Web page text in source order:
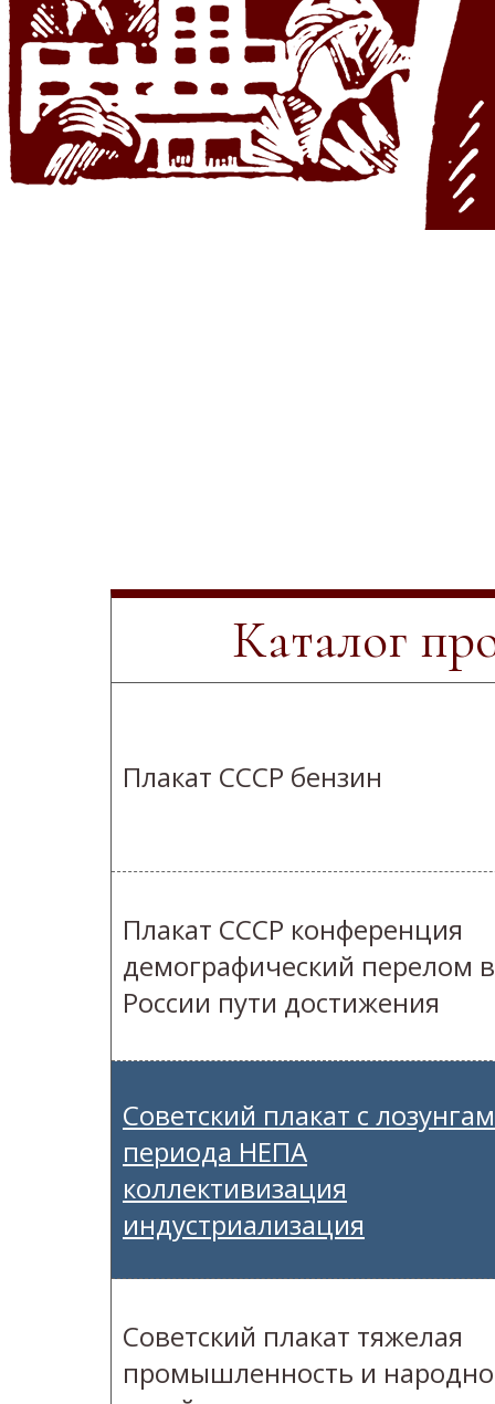
Каталог
Плакат СССР бензин
Плакат СССР конференция
демографический перелом в
России пути достижения
Советский плакат с
периода НЕПА
коллективизация
индустриализация
Советский плакат тяжелая
промышленность и